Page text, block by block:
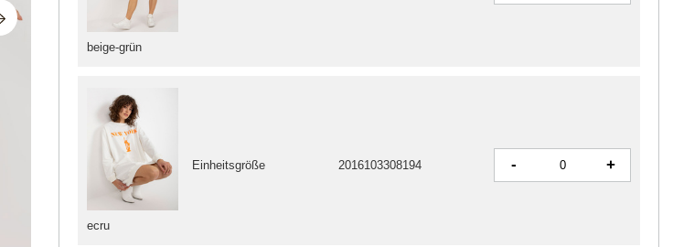
ecru
Einheitsgröße 2016103308194 - +
beige-grün